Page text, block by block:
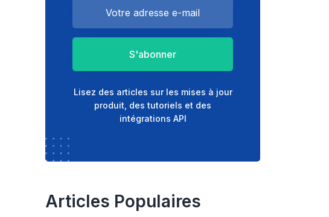
S'abonner
Lisez des articles sur les mises à jour
produit, des tutoriels et des
intégrations API
Articles Populaires